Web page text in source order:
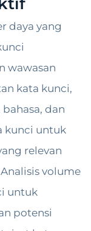
daya yang
wawasan
kata kunci,
dan
kunci untuk
relevan
volume
untuk
potensi